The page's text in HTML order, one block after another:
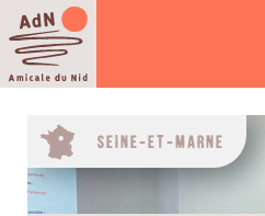
Seine-et-Marne